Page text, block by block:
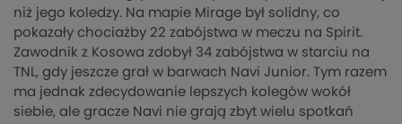
niż jego koledzy. Na mapie Mirage był solidny, co
pokazały chociażby 22 zabójstwa w meczu na Spirit.
Zawodnik z Kosowa zdobył 34 zabójstwa w starciu na
TNL, gdy jeszcze grał w barwach Navi Junior. Tym razem
ma jednak zdecydowanie lepszych kolegów wokół
siebie, ale gracze Navi nie grają zbyt wielu spotkań